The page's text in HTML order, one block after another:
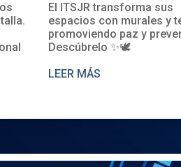
El ITSJR transforma sus
espacios con murales y tequio,
promoviendo paz y prevención.
Descúbrelo ✨🕊
LEER MÁS